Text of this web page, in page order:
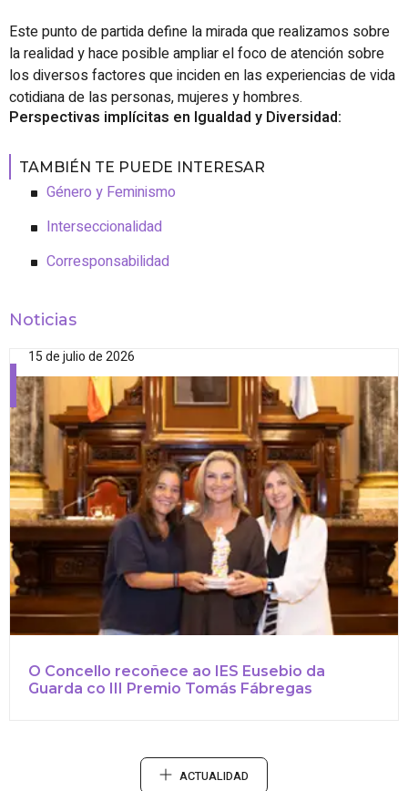
Este punto de partida define la mirada que realizamos sobre
la realidad y hace posible ampliar el foco de atención sobre
los diversos factores que inciden en las experiencias de vida
cotidiana de las personas, mujeres y hombres.
Perspectivas implícitas en Igualdad y Diversidad:
TAMBIÉN TE PUEDE INTERESAR
Género y Feminismo
Interseccionalidad
Corresponsabilidad
Noticias
15 de julio de 2026
O Concello recoñece ao IES Eusebio da
Guarda co III Premio Tomás Fábregas
ACTUALIDAD